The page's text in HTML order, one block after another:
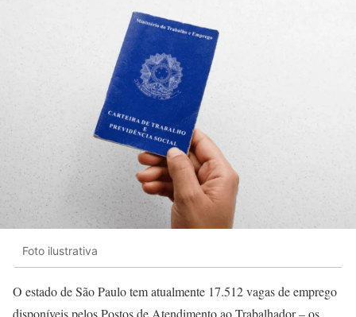
Foto ilustrativa
O estado de São Paulo tem atualmente 17.512 vagas de emprego